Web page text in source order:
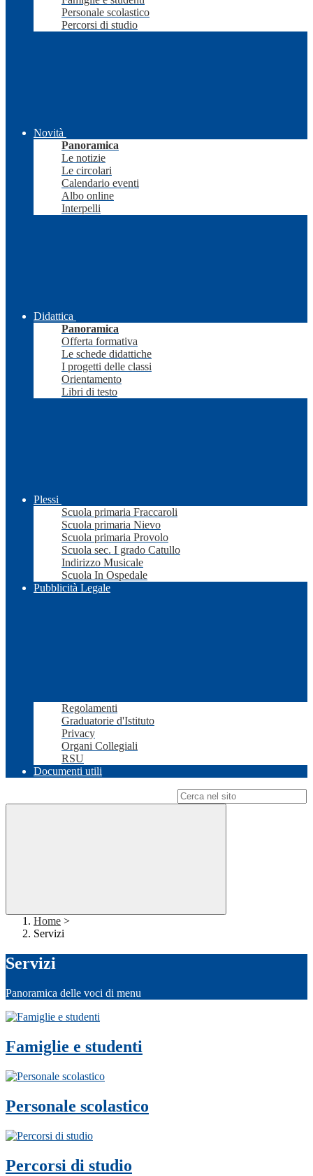
Personale scolastico
Percorsi di studio
Novità
Panoramica
Le notizie
Le circolari
Calendario eventi
Albo online
Interpelli
Didattica
Panoramica
Offerta formativa
Le schede didattiche
I progetti delle classi
Orientamento
Libri di testo
Plessi
Scuola primaria Fraccaroli
Scuola primaria Nievo
Scuola primaria Provolo
Scuola sec. I grado Catullo
Indirizzo Musicale
Scuola In Ospedale
Pubblicità Legale
Regolamenti
Graduatorie d'Istituto
Privacy
Organi Collegiali
RSU
Documenti utili
Home >
Servizi
Servizi
Panoramica delle voci di menu
Famiglie e studenti
Personale scolastico
Percorsi di studio